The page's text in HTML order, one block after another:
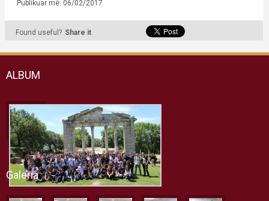
Publikuar më: 06/02/2017
Found useful? Share it
ALBUM
Galeria